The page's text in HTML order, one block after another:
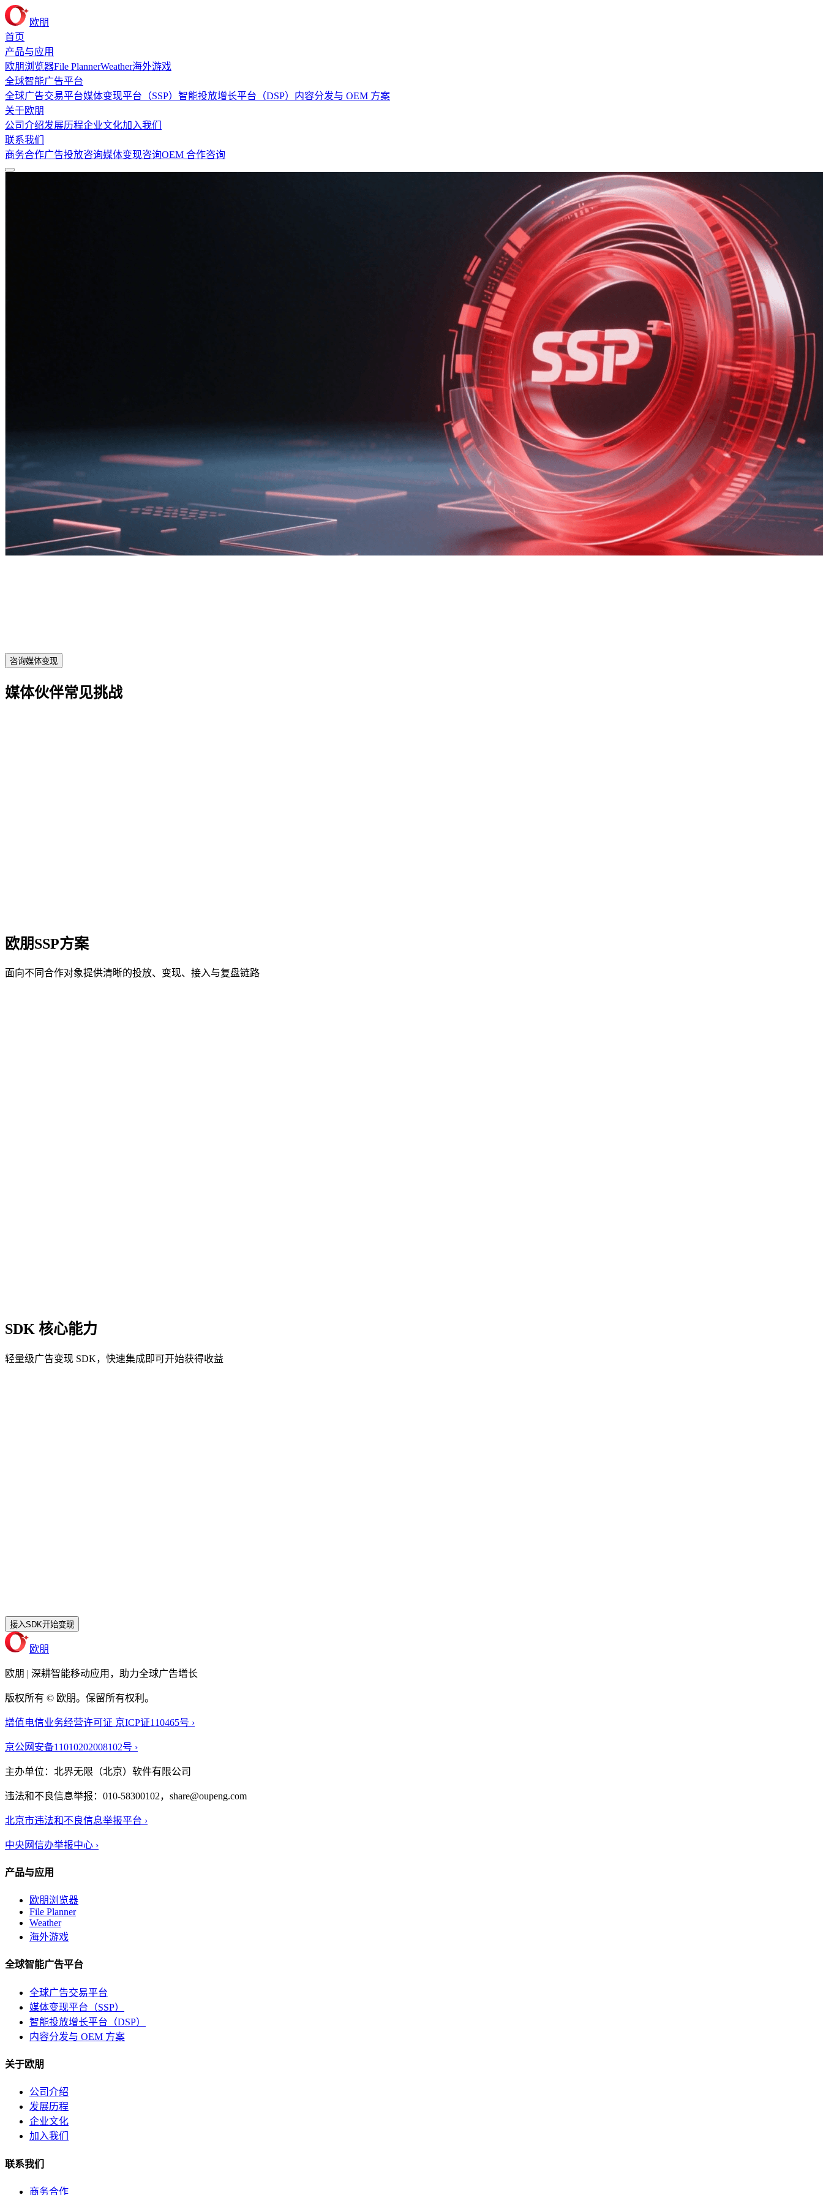
欧朋
首页
产品与应用
欧朋浏览器File PlannerWeather海外游戏
全球智能广告平台
全球广告交易平台媒体变现平台（SSP） 智能投放增长平台（DSP） 内容分发与 OEM 方案
关于欧朋
公司介绍发展历程企业文化加入我们
联系我们
商务合作广告投放咨询媒体变现咨询OEM 合作咨询
咨询媒体变现
媒体伙伴常见挑战
欧朋SSP方案
面向不同合作对象提供清晰的投放、变现、接入与复盘链路
SDK 核心能力
轻量级广告变现 SDK，快速集成即可开始获得收益
接入SDK开始变现
欧朋
欧朋 | 深耕智能移动应用，助力全球广告增长
版权所有 © 欧朋。保留所有权利。
增值电信业务经营许可证 京ICP证110465号 ›
京公网安备11010202008102号 ›
主办单位：北界无限（北京）软件有限公司
违法和不良信息举报：010-58300102，share@oupeng.com
北京市违法和不良信息举报平台 ›
中央网信办举报中心 ›
产品与应用
欧朋浏览器
File Planner
Weather
海外游戏
全球智能广告平台
全球广告交易平台
媒体变现平台（SSP）
智能投放增长平台（DSP）
内容分发与 OEM 方案
关于欧朋
公司介绍
发展历程
企业文化
加入我们
联系我们
商务合作